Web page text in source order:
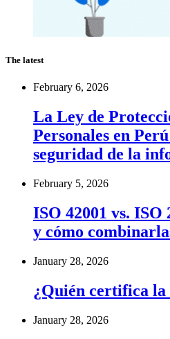
The latest
February 6, 2026
La Ley de
Personales en
seguridad de la
February 5, 2026
ISO 42001 vs. ISO
y cómo
January 28, 2026
¿Quién certifica la
January 28, 2026